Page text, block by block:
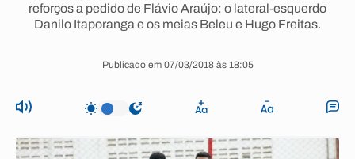
reforços a pedido de Flávio Araújo: o lateral-esquerdo
Danilo Itaporanga e os meias Beleu e Hugo Freitas.
Publicado em 07/03/2018 às 18:05